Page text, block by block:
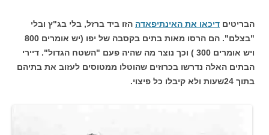
הבריטיםדיכאו את האינתיפאדההזו ביד ברזל, בלי בג"ץ ובלי
"בצלם". הם הרסו מאות בתים בקסבה של יפו (יש אומרים 800
ויש אומרים 300 ) וכך נוצר מה שהיה פעם "השטח הגדול". דיירי
הבתים האלה נדרשו בכרוזים שהוטלו ממטוסים לעזוב את בתיהם
בתוך 24שעות ולא קיבלו כל פיצוי.